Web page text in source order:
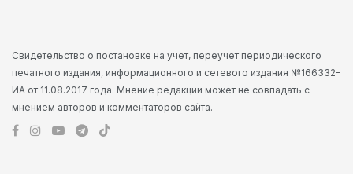
Свидетельство о постановке на учет, переучет периодического
печатного издания, информационного и сетевого издания №166332-
ИА от 11.08.2017 года. Мнение редакции может не совпадать с
мнением авторов и комментаторов сайта.